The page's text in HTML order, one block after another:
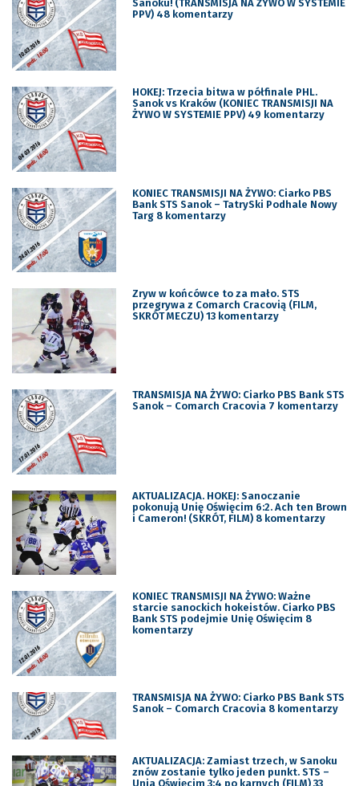
Sanoku! (TRANSMISJA NA ŻYWO W SYSTEMIE
PPV) 48 komentarzy
HOKEJ: Trzecia bitwa w półfinale PHL.
Sanok vs Kraków (KONIEC TRANSMISJI NA
ŻYWO W SYSTEMIE PPV) 49 komentarzy
KONIEC TRANSMISJI NA ŻYWO: Ciarko PBS
Bank STS Sanok – TatrySki Podhale Nowy
Targ 8 komentarzy
Zryw w końcówce to za mało. STS
przegrywa z Comarch Cracovią (FILM,
SKRÓT MECZU) 13 komentarzy
TRANSMISJA NA ŻYWO: Ciarko PBS Bank STS
Sanok – Comarch Cracovia 7 komentarzy
AKTUALIZACJA. HOKEJ: Sanoczanie
pokonują Unię Oświęcim 6:2. Ach ten Brown
i Cameron! (SKRÓT, FILM) 8 komentarzy
KONIEC TRANSMISJI NA ŻYWO: Ważne
starcie sanockich hokeistów. Ciarko PBS
Bank STS podejmie Unię Oświęcim 8
komentarzy
TRANSMISJA NA ŻYWO: Ciarko PBS Bank STS
Sanok – Comarch Cracovia 8 komentarzy
AKTUALIZACJA: Zamiast trzech, w Sanoku
znów zostanie tylko jeden punkt. STS –
Unia Oświęcim 3:4 po karnych (FILM) 33